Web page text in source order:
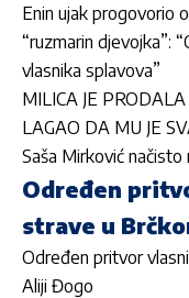
Enin ujak progovorio
“ruzmarin djevojka”:
vlasnika splavova”
MILICA JE
LAGAO DA MU JE
Saša Mirković
Određen
strave u
Određen pritvor
Aliji Đogo